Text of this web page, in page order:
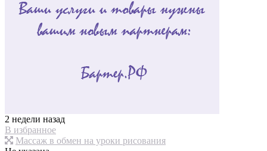
2 недели назад
В избранное
Массаж в обмен на уроки рисования